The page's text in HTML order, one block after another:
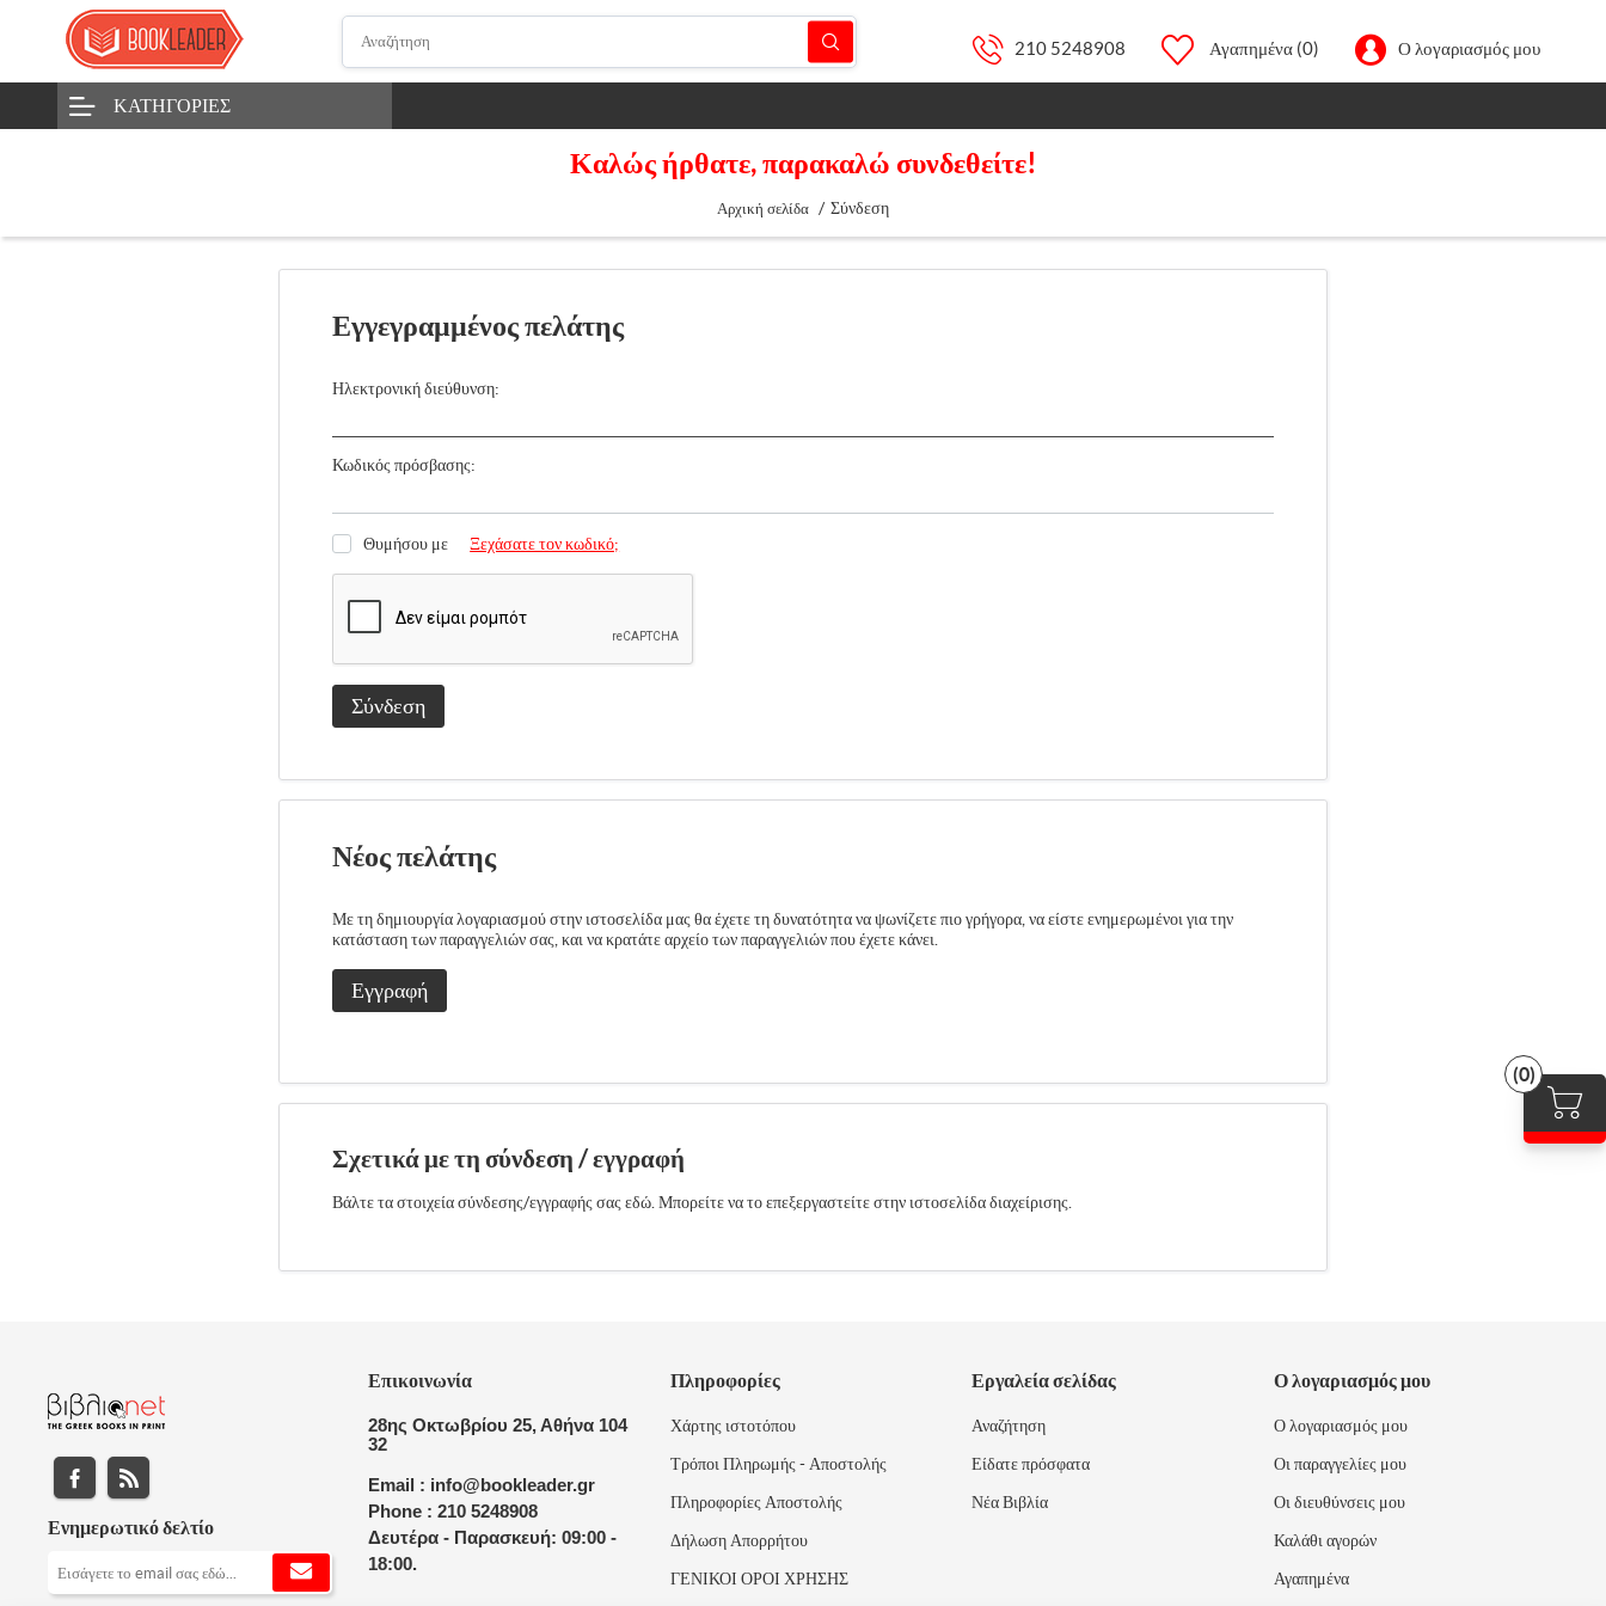
210 5248908 Αγαπημένα (0) Ο λογαριασμός μου
(0)
ΚΑΤΗΓΟΡΊΕΣ
Καλώς ήρθατε, παρακαλώ συνδεθείτε!
Αρχική σελίδα / Σύνδεση
Εγγεγραμμένος πελάτης
Ηλεκτρονική διεύθυνση:
Κωδικός πρόσβασης:
Θυμήσου με Ξεχάσατε τον κωδικό;
Σύνδεση
Νέος πελάτης
Με τη δημιουργία λογαριασμού στην ιστοσελίδα μας θα έχετε τη δυνατότητα να ψωνίζετε πιο γρήγορα, να είστε ενημερωμένοι για την
κατάσταση των παραγγελιών σας, και να κρατάτε αρχείο των παραγγελιών που έχετε κάνει.
Εγγραφή
Σχετικά με τη σύνδεση / εγγραφή
Βάλτε τα στοιχεία σύνδεσης/εγγραφής σας εδώ. Μπορείτε να το επεξεργαστείτε στην ιστοσελίδα διαχείρισης.
Ενημερωτικό δελτίο
Επικοινωνία
28ης Οκτωβρίου 25, Αθήνα 104
32
Email : info@bookleader.gr
Phone : 210 5248908
Δευτέρα - Παρασκευή: 09:00 -
18:00.
Πληροφορίες
Χάρτης ιστοτόπου
Τρόποι Πληρωμής - Αποστολής
Πληροφορίες Αποστολής
Δήλωση Απορρήτου
ΓΕΝΙΚΟΙ ΟΡΟΙ ΧΡΗΣΗΣ
Εργαλεία σελίδας
Αναζήτηση
Είδατε πρόσφατα
Νέα Βιβλία
Ο λογαριασμός μου
Ο λογαριασμός μου
Οι παραγγελίες μου
Οι διευθύνσεις μου
Καλάθι αγορών
Αγαπημένα